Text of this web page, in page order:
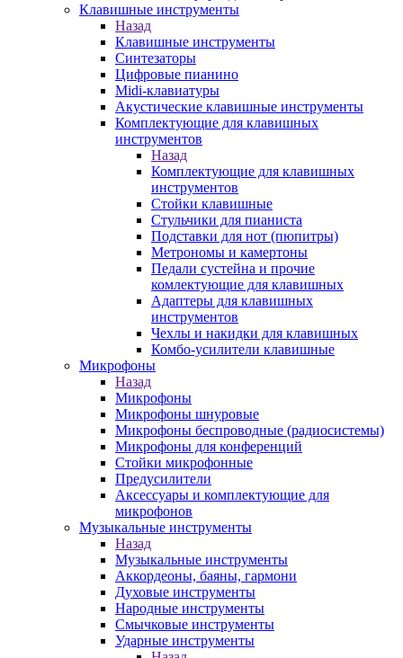
Клавишные инструменты
Назад
Клавишные инструменты
Синтезаторы
Цифровые пианино
Midi-клавиатуры
Акустические клавишные инструменты
Комплектующие для клавишных
инструментов
Назад
Комплектующие для клавишных
инструментов
Стойки клавишные
Стульчики для пианиста
Подставки для нот (пюпитры)
Метрономы и камертоны
Педали сустейна и прочие
комлектующие для клавишных
Адаптеры для клавишных
инструментов
Чехлы и накидки для клавишных
Комбо-усилители клавишные
Микрофоны
Назад
Микрофоны
Микрофоны шнуровые
Микрофоны беспроводные (радиосистемы)
Микрофоны для конференций
Стойки микрофонные
Предусилители
Аксессуары и комплектующие для
микрофонов
Музыкальные инструменты
Назад
Музыкальные инструменты
Аккордеоны, баяны, гармони
Духовые инструменты
Народные инструменты
Смычковые инструменты
Ударные инструменты